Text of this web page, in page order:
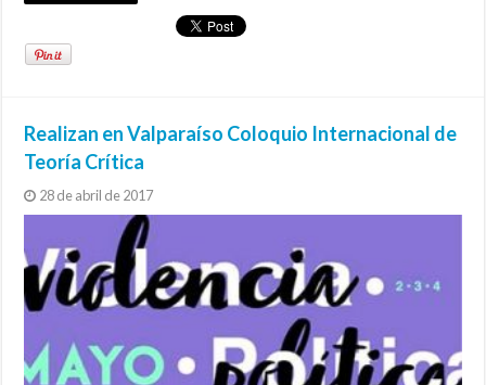
Realizan en Valparaíso Coloquio Internacional de
Teoría Crítica
28 de abril de 2017